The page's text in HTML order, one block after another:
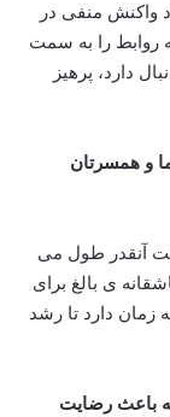
واکنش منفی در
روابط را به سمت
دارد، پرهیز
و همسرتان
آنقدر طول می
ی بالغ برای
زمان دارد تا رشد
باعث رضایت